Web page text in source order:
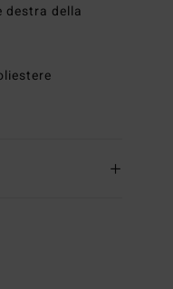
destra della